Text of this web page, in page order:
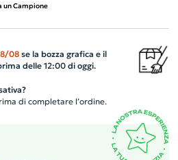
un Campione
08se la bozza grafica e il
delle 12:00 di oggi.
di completare l’ordine.